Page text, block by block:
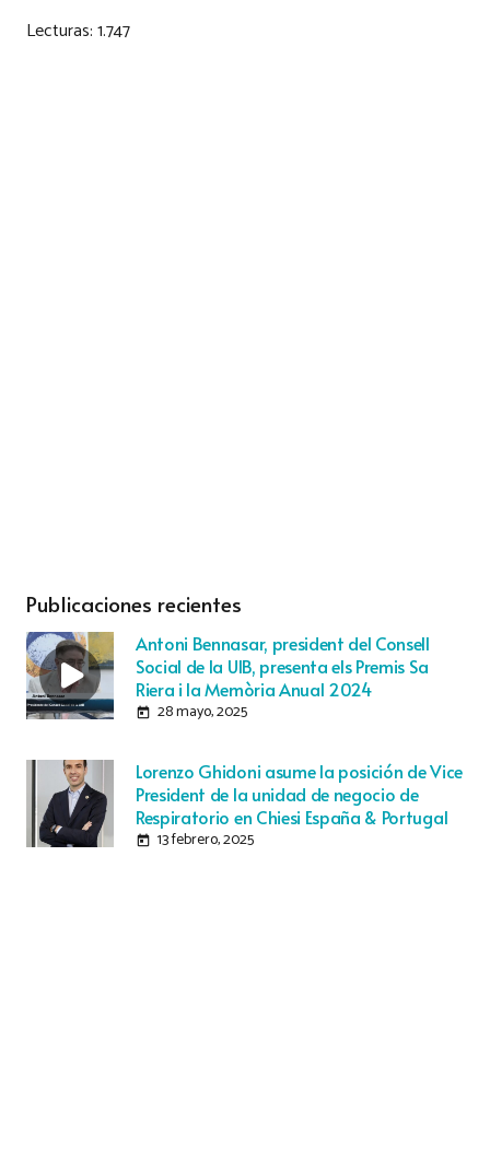
Lecturas:1.747
Publicaciones recientes
Antoni Bennasar, president del Consell
Social de la UIB, presenta els Premis Sa
Riera i la Memòria Anual 2024
today 28 mayo, 2025
Lorenzo Ghidoni asume la posición de Vice
President de la unidad de negocio de
Respiratorio en Chiesi España & Portugal
today 13 febrero, 2025